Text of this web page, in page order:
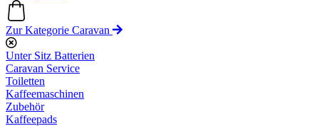
Zur Kategorie Caravan
Unter Sitz Batterien
Caravan Service
Toiletten
Kaffeemaschinen
Zubehör
Kaffeepads